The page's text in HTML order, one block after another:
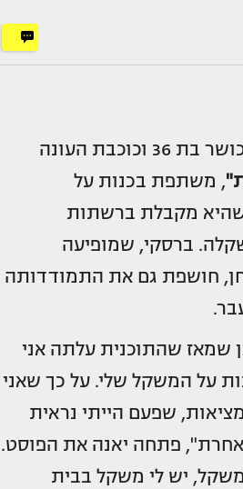
מאמנת כושר בת 36 וכוכבת העונה
, משתפת בכנות על
שהיא מקבלת ברשתות
ברסקי, שמופיעה
חושפת גם את התמודדותה
שמאז שהתוכנית עלתה אני
על המשקל שלי. על כך שאני
שפעם הייתי נראית
אחרת", פתחה יאנה את הפוסט.
יש לי משקל בבית